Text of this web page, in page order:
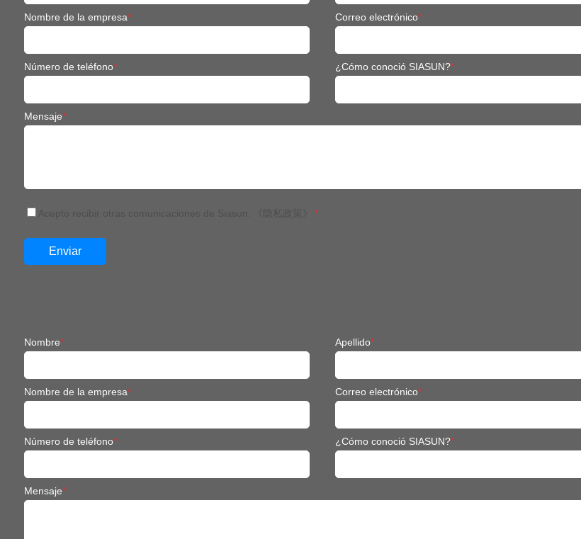
Nombre de la empresa* Correo electrónico*
Número de teléfono* ¿Cómo conoció SIASUN?*
Mensaje*
*
Nombre* Apellido*
Nombre de la empresa* Correo electrónico*
Número de teléfono* ¿Cómo conoció SIASUN?*
Mensaje*